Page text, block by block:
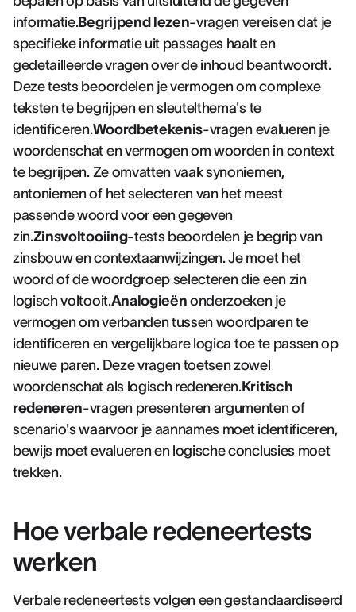
informatie.Begrijpend lezen-vragen vereisen dat je
specifieke informatie uit passages haalt en
gedetailleerde vragen over de inhoud beantwoordt.
Deze tests beoordelen je vermogen om complexe
teksten te begrijpen en sleutelthema's te
identificeren.Woordbetekenis-vragen evalueren je
woordenschat en vermogen om woorden in context
te begrijpen. Ze omvatten vaak synoniemen,
antoniemen of het selecteren van het meest
passende woord voor een gegeven
zin.Zinsvoltooiing-tests beoordelen je begrip van
zinsbouw en contextaanwijzingen. Je moet het
woord of de woordgroep selecteren die een zin
logisch voltooit.Analogieën onderzoeken je
vermogen om verbanden tussen woordparen te
identificeren en vergelijkbare logica toe te passen op
nieuwe paren. Deze vragen toetsen zowel
woordenschat als logisch redeneren.Kritisch
redeneren-vragen presenteren argumenten of
scenario's waarvoor je aannames moet identificeren,
bewijs moet evalueren en logische conclusies moet
trekken.
Hoe verbale redeneertests
werken
Verbale redeneertests volgen een gestandaardiseerd